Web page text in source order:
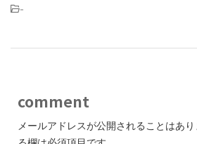
-
comment
メールアドレスが公開されることはあり